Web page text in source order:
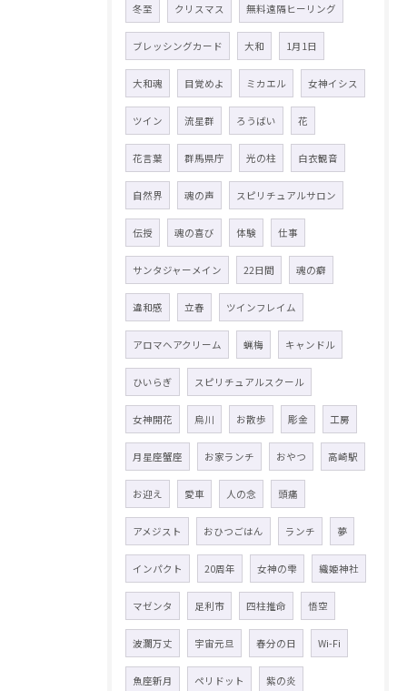
冬至 クリスマス 無料遠隔ヒーリング
ブレッシングカード 大和 1月1日
大和魂 目覚めよ ミカエル 女神イシス
ツイン 流星群 ろうばい 花
花言葉 群馬県庁 光の柱 白衣観音
自然界 魂の声 スピリチュアルサロン
伝授 魂の喜び 体験 仕事
サンタジャーメイン 22日間 魂の癖
違和感 立春 ツインフレイム
アロマヘアクリーム 蝋梅 キャンドル
ひいらぎ スピリチュアルスクール
女神開花 烏川 お散歩 彫金 工房
月星座蟹座 お家ランチ おやつ 高崎駅
お迎え 愛車 人の念 頭痛
アメジスト おひつごはん ランチ 夢
インパクト 20周年 女神の雫 織姫神社
マゼンタ 足利市 四柱推命 悟空
波瀾万丈 宇宙元旦 春分の日 Wi-Fi
魚座新月 ペリドット 紫の炎